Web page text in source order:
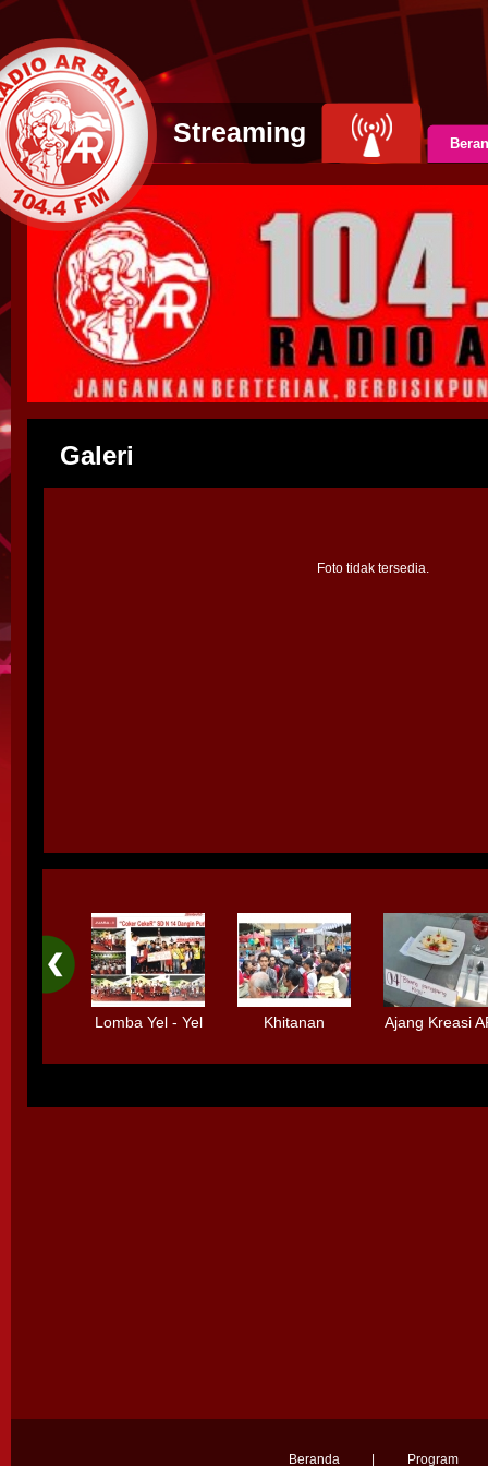
Streaming
Galeri
Foto tidak tersedia.
Lomba Yel - Yel
Standard
Khitanan
Ajang Kreasi
Beranda Program